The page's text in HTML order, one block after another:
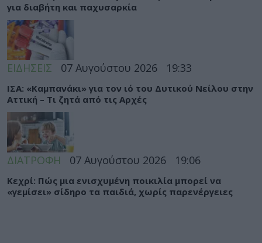
για διαβήτη και παχυσαρκία
ΕΙΔΗΣΕΙΣ 07 Αυγούστου 2026 19:33
ΙΣΑ: «Καμπανάκι» για τον ιό του Δυτικού Νείλου στην
Αττική – Τι ζητά από τις Αρχές
ΔΙΑΤΡΟΦΗ 07 Αυγούστου 2026 19:06
Κεχρί: Πώς μια ενισχυμένη ποικιλία μπορεί να
«γεμίσει» σίδηρο τα παιδιά, χωρίς παρενέργειες